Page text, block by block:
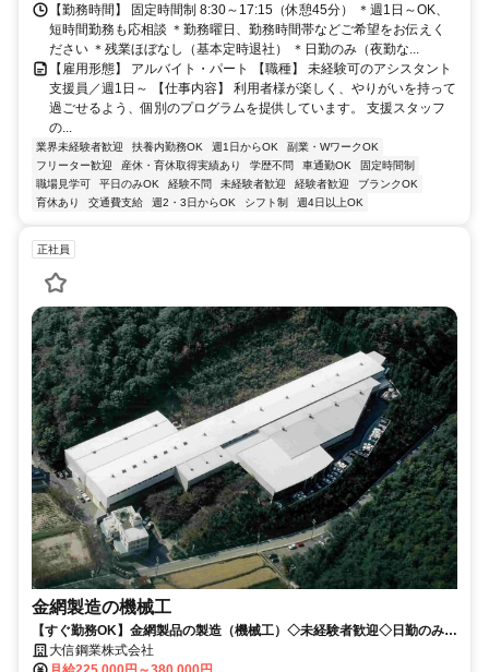
【勤務時間】 固定時間制 8:30～17:15（休憩45分） ＊週1日～OK、
短時間勤務も応相談 ＊勤務曜日、勤務時間帯などご希望をお伝えく
ださい ＊残業ほぼなし（基本定時退社） ＊日勤のみ（夜勤な...
【雇用形態】 アルバイト・パート 【職種】 未経験可のアシスタント
支援員／週1日～ 【仕事内容】 利用者様が楽しく、やりがいを持って
過ごせるよう、個別のプログラムを提供しています。 支援スタッフ
の...
業界未経験者歓迎 扶養内勤務OK 週1日からOK
副業・WワークOK
フリーター歓迎
産休・育休取得実績あり 学歴不問 車通勤OK
固定時間制
職場見学可
平日のみOK 経験不問 未経験者歓迎 経験者歓迎
ブランクOK
育休あり
交通費支給 週2・3日からOK シフト制 週4日以上OK
正社員
金網製造の機械工
【すぐ勤務OK】金網製品の製造（機械工）◇未経験者歓迎◇日勤のみ◇
土日祝休み◇ゼロから育成
大信鋼業株式会社